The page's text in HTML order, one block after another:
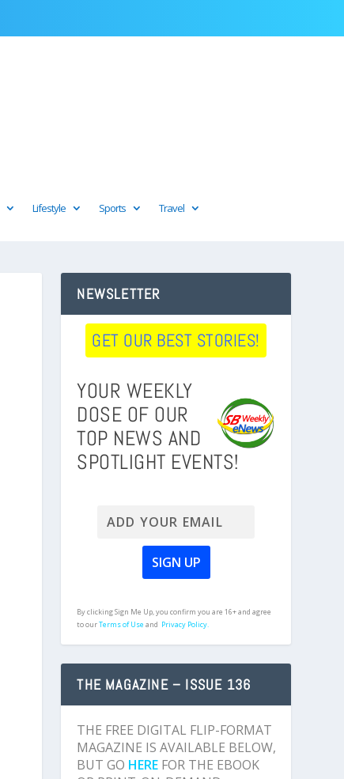
Lifestyle Sports Travel
NEWSLETTER
GET OUR BEST STORIES!
YOUR WEEKLY
DOSE OF OUR
TOP NEWS AND
SPOTLIGHT EVENTS!
By clicking Sign Me Up, you confirm you are 16+ and agree
to ourTerms of Useand Privacy Policy.
THE MAGAZINE – ISSUE 136
THE FREE DIGITAL FLIP-FORMAT
MAGAZINE IS AVAILABLE BELOW,
BUT GO HERE FOR THE EBOOK